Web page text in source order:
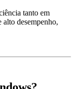
tanto em
alto desempenho,